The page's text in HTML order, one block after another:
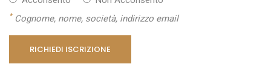
*Cognome, nome, società, indirizzo email
RICHIEDI ISCRIZIONE